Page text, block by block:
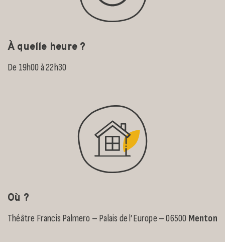
À quelle heure ?
De 19h00 à 22h30
Où ?
Théâtre Francis Palmero – Palais de l’Europe – 06500 Menton